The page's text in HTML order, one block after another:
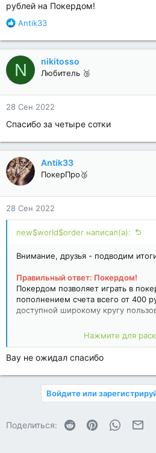
рублей на Покердом!
Р
а
к
ц
и
и
:
Antik33
N nikitosso
Любитель 🥉
28 Сен 2022
Спасибо за четыре сотки
Antik33
ПокерПро🥉
28 Сен 2022
new$world$order написал(а):
Внимание, друзья - подводим
Правильный ответ: Покердом!
Покердом позволяет играть в
пополнением счета всего от 400
доступной широкому кругу
Первым правильно ответил:
nikitosso
Рэндом выбрали среди остальных
По 200 т-рублей от Покердом
Все, ответившие верно
рублей на Покердом!
Нажмите для
Вау не ожидал спасибо
Войдите или
Поделиться: Reddit Pinterest